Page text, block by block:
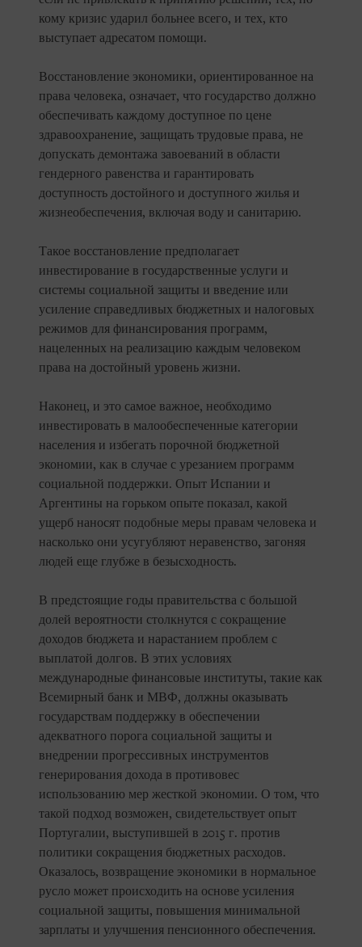
кому кризис ударил больнее всего, и тех, кто
выступает адресатом помощи.
Восстановление экономики, ориентированное на
права человека, означает, что государство должно
обеспечивать каждому доступное по цене
здравоохранение, защищать трудовые права, не
допускать демонтажа завоеваний в области
гендерного равенства и гарантировать
доступность достойного и доступного жилья и
жизнеобеспечения, включая воду и санитарию.
Такое восстановление предполагает
инвестирование в государственные услуги и
системы социальной защиты и введение или
усиление справедливых бюджетных и налоговых
режимов для финансирования программ,
нацеленных на реализацию каждым человеком
права на достойный уровень жизни.
Наконец, и это самое важное, необходимо
инвестировать в малообеспеченные категории
населения и избегать порочной бюджетной
экономии, как в случае с урезанием программ
социальной поддержки. Опыт Испании и
Аргентины на горьком опыте показал, какой
ущерб наносят подобные меры правам человека и
насколько они усугубляют неравенство, загоняя
людей еще глубже в безысходность.
В предстоящие годы правительства с большой
долей вероятности столкнутся с сокращение
доходов бюджета и нарастанием проблем с
выплатой долгов. В этих условиях
международные финансовые институты, такие как
Всемирный банк и МВФ, должны оказывать
государствам поддержку в обеспечении
адекватного порога социальной защиты и
внедрении прогрессивных инструментов
генерирования дохода в противовес
использованию мер жесткой экономии. О том, что
такой подход возможен, свидетельствует опыт
Португалии, выступившей в 2015 г. против
политики сокращения бюджетных расходов.
Оказалось, возвращение экономики в нормальное
русло может происходить на основе усиления
социальной защиты, повышения минимальной
зарплаты и улучшения пенсионного обеспечения.